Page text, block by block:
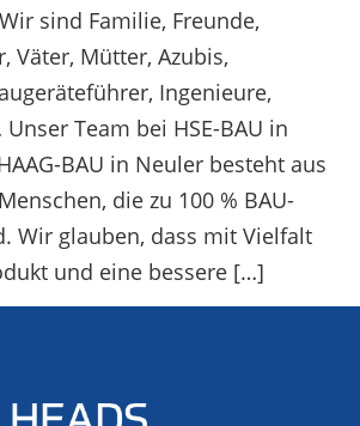
sind Familie, Freunde,
Väter, Mütter, Azubis,
Ingenieure,
Team bei HSE-BAU in
BAU in Neuler besteht aus
die zu 100 % BAU-
Wir glauben, dass mit Vielfalt
und eine bessere […]